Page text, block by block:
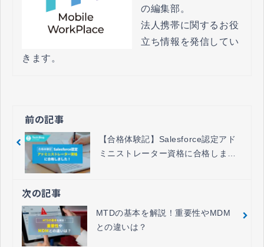
の編集部。
法人携帯に関するお役
立ち情報を発信してい
きます。
前の記事
【合格体験記】Salesforce認定アド
ミニストレーター資格に合格しまし
次の記事
MTDの基本を解説！重要性やMDM
との違いは？